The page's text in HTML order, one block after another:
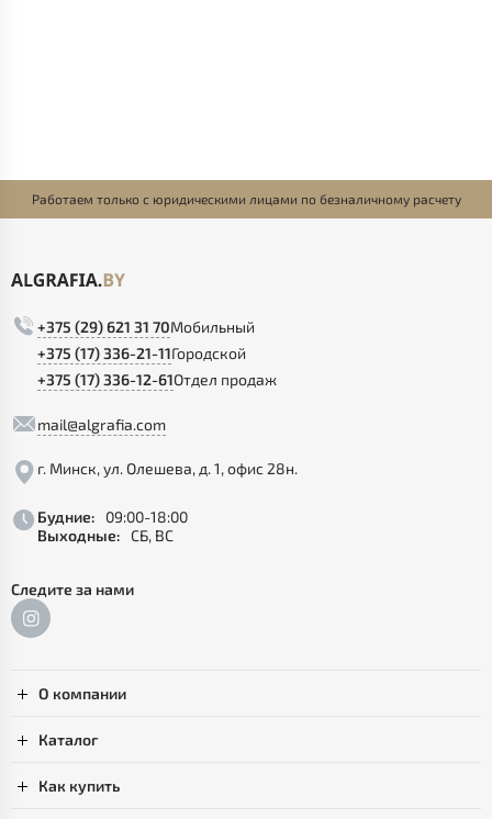
Работаем только с юридическими лицами по безналичному расчету
+375 (29) 621 31 70Мобильный
+375 (17) 336-21-11Городской
+375 (17) 336-12-61Отдел продаж
mail@algrafia.com
г. Минск, ул. Олешева, д. 1, офис 28н.
Будние:
09:00-18:00
Выходные: СБ, ВС
Следите за нами
О компании
Каталог
Как купить